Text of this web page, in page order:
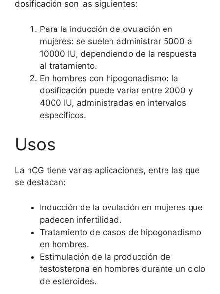
dosificación son las siguientes:
Para la inducción de ovulación en
mujeres: se suelen administrar 5000 a
10000 IU, dependiendo de la respuesta
al tratamiento.
En hombres con hipogonadismo: la
dosificación puede variar entre 2000 y
4000 IU, administradas en intervalos
específicos.
Usos
La hCG tiene varias aplicaciones, entre las que
se destacan:
Inducción de la ovulación en mujeres que
padecen infertilidad.
Tratamiento de casos de hipogonadismo
en hombres.
Estimulación de la producción de
testosterona en hombres durante un ciclo
de esteroides.